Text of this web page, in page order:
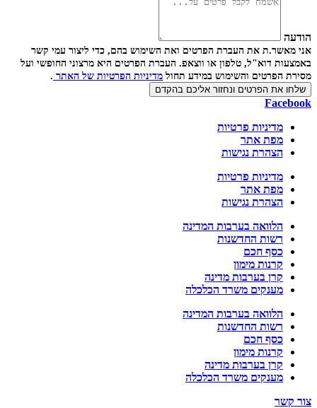
הודעה
אני מאשר.ת את העברת הפרטים ואת השימוש בהם, כדי ליצור עמי קשר
באמצעות דוא"ל, טלפון או ווצאפ. העברת הפרטים היא מרצוני החופשי ועל
מסירת הפרטים והשימוש במידע תחול מדיניות הפרטיות של האתר .
שלחו את הפרטים ונחזור אליכם בהקדם
Facebook
מדיניות פרטיות
מפת אתר
הצהרת נגישות
מדיניות פרטיות
מפת אתר
הצהרת נגישות
הלוואה בערבות המדינה
רשות החדשנות
כסף חכם
קרנות מימון
קרן בערבות מדינה
מענקים משרד הכלכלה
הלוואה בערבות המדינה
רשות החדשנות
כסף חכם
קרנות מימון
קרן בערבות מדינה
מענקים משרד הכלכלה
צור קשר